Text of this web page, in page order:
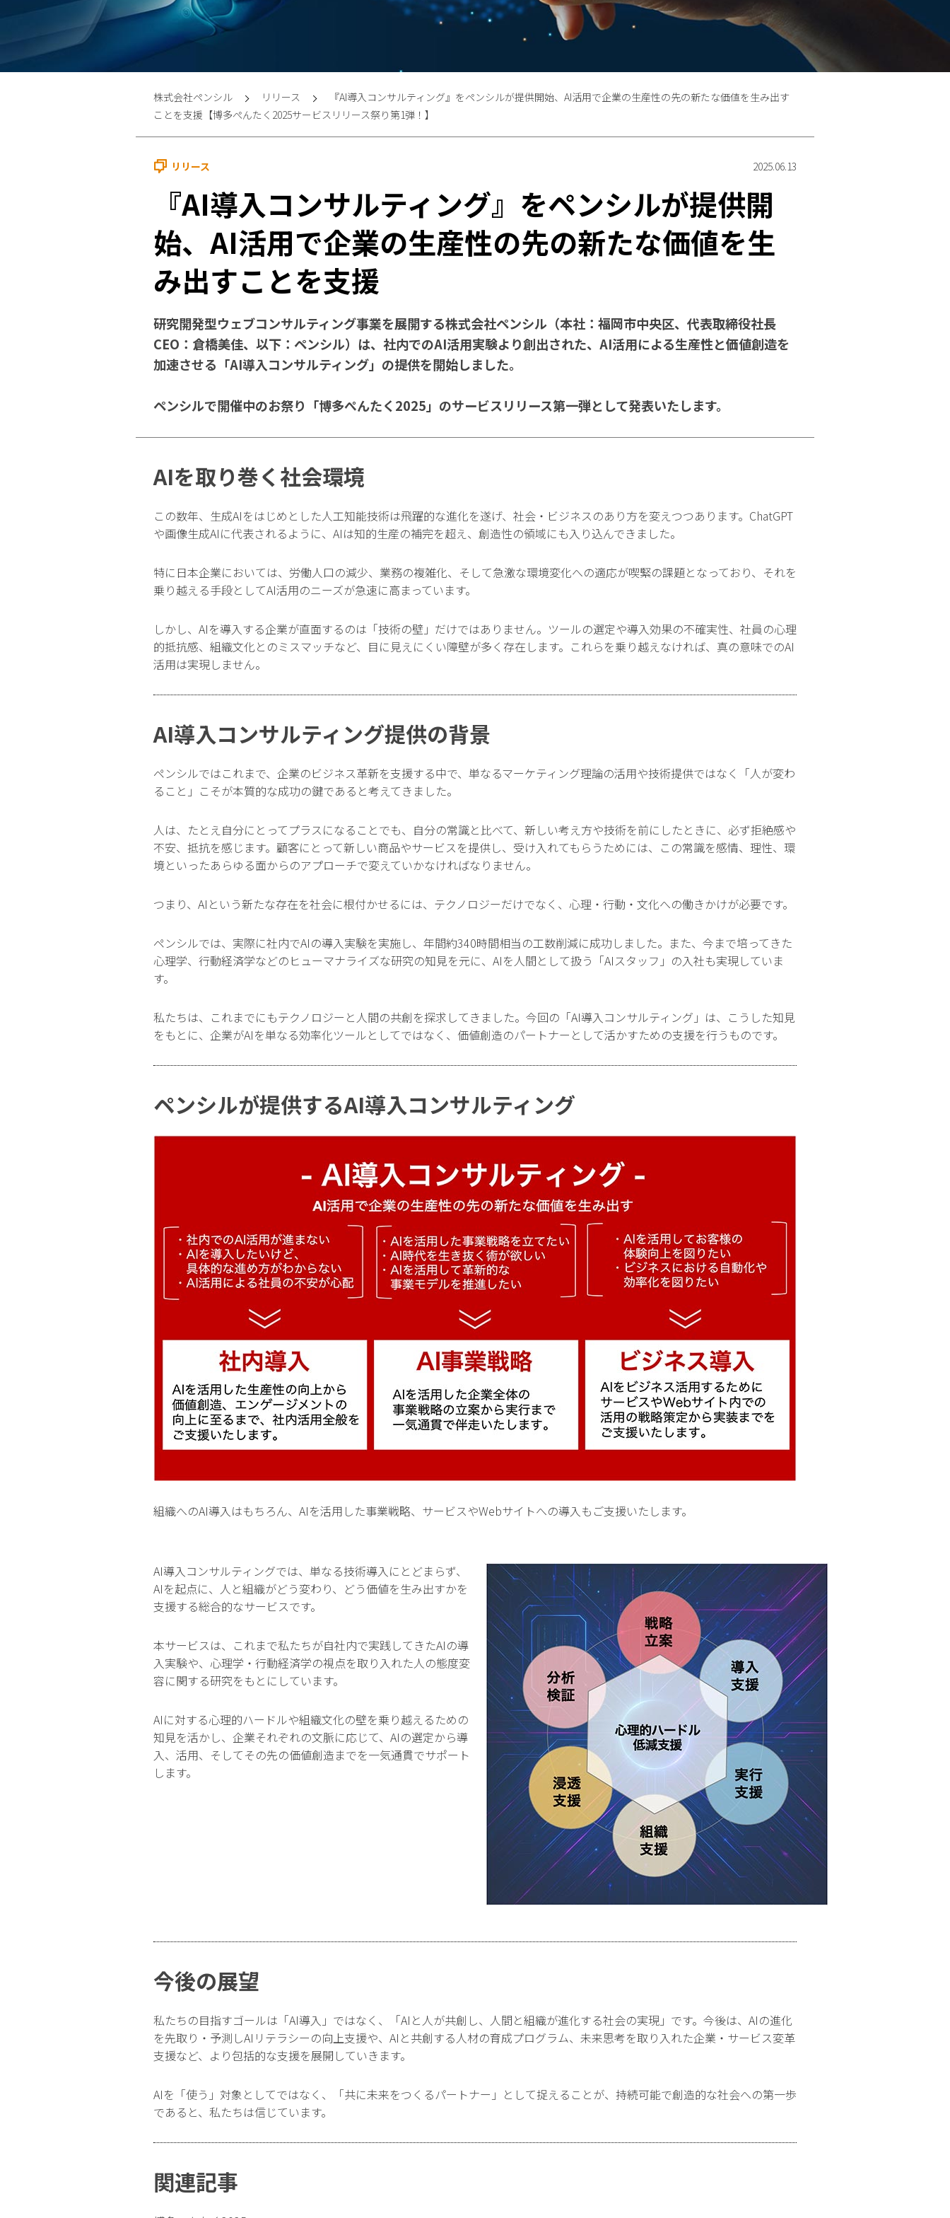
株式会社ペンシル リリース
『AI導入コンサルティング』をペンシルが提供開始、AI活用で企業の生産性の先の新たな価値を生み出す
ことを支援【博多ぺんたく2025サービスリリース祭り第1弾！】
リリース 2025.06.13
『AI導入コンサルティング』をペンシルが提供開
始、AI活用で企業の生産性の先の新たな価値を生
み出すことを支援
研究開発型ウェブコンサルティング事業を展開する株式会社ペンシル（本社：福岡市中央区、代表取締役社長
CEO：倉橋美佳、以下：ペンシル）は、社内でのAI活用実験より創出された、AI活用による生産性と価値創造を
加速させる「AI導入コンサルティング」の提供を開始しました。
ペンシルで開催中のお祭り「博多ぺんたく2025」のサービスリリース第一弾として発表いたします。
AIを取り巻く社会環境
この数年、生成AIをはじめとした人工知能技術は飛躍的な進化を遂げ、社会・ビジネスのあり方を変えつつあります。ChatGPT
や画像生成AIに代表されるように、AIは知的生産の補完を超え、創造性の領域にも入り込んできました。
特に日本企業においては、労働人口の減少、業務の複雑化、そして急激な環境変化への適応が喫緊の課題となっており、それを
乗り越える手段としてAI活用のニーズが急速に高まっています。
しかし、AIを導入する企業が直面するのは「技術の壁」だけではありません。ツールの選定や導入効果の不確実性、社員の心理
的抵抗感、組織文化とのミスマッチなど、目に見えにくい障壁が多く存在します。これらを乗り越えなければ、真の意味でのAI
活用は実現しません。
AI導入コンサルティング提供の背景
ペンシルではこれまで、企業のビジネス革新を支援する中で、単なるマーケティング理論の活用や技術提供ではなく「人が変わ
ること」こそが本質的な成功の鍵であると考えてきました。
人は、たとえ自分にとってプラスになることでも、自分の常識と比べて、新しい考え方や技術を前にしたときに、必ず拒絶感や
不安、抵抗を感じます。顧客にとって新しい商品やサービスを提供し、受け入れてもらうためには、この常識を感情、理性、環
境といったあらゆる面からのアプローチで変えていかなければなりません。
つまり、AIという新たな存在を社会に根付かせるには、テクノロジーだけでなく、心理・行動・文化への働きかけが必要です。
ペンシルでは、実際に社内でAIの導入実験を実施し、年間約340時間相当の工数削減に成功しました。また、今まで培ってきた
心理学、行動経済学などのヒューマナライズな研究の知見を元に、AIを人間として扱う「AIスタッフ」の入社も実現していま
す。
私たちは、これまでにもテクノロジーと人間の共創を探求してきました。今回の「AI導入コンサルティング」は、こうした知見
をもとに、企業がAIを単なる効率化ツールとしてではなく、価値創造のパートナーとして活かすための支援を行うものです。
ペンシルが提供するAI導入コンサルティング
組織へのAI導入はもちろん、AIを活用した事業戦略、サービスやWebサイトへの導入もご支援いたします。
AI導入コンサルティングでは、単なる技術導入にとどまらず、
AIを起点に、人と組織がどう変わり、どう価値を生み出すかを
支援する総合的なサービスです。
本サービスは、これまで私たちが自社内で実践してきたAIの導
入実験や、心理学・行動経済学の視点を取り入れた人の態度変
容に関する研究をもとにしています。
AIに対する心理的ハードルや組織文化の壁を乗り越えるための
知見を活かし、企業それぞれの文脈に応じて、AIの選定から導
入、活用、そしてその先の価値創造までを一気通貫でサポート
します。
今後の展望
私たちの目指すゴールは「AI導入」ではなく、「AIと人が共創し、人間と組織が進化する社会の実現」です。今後は、AIの進化
を先取り・予測しAIリテラシーの向上支援や、AIと共創する人材の育成プログラム、未来思考を取り入れた企業・サービス変革
支援など、より包括的な支援を展開していきます。
AIを「使う」対象としてではなく、「共に未来をつくるパートナー」として捉えることが、持続可能で創造的な社会への第一歩
であると、私たちは信じています。
関連記事